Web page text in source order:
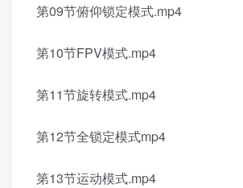
第09节俯仰锁定模式.mp4
第10节FPV模式.mp4
第11节旋转模式.mp4
第12节全锁定模式mp4
第13节运动模式.mp4